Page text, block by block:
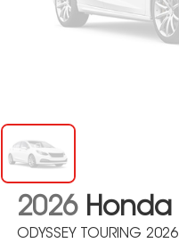
2026 Honda
ODYSSEY TOURING 2026